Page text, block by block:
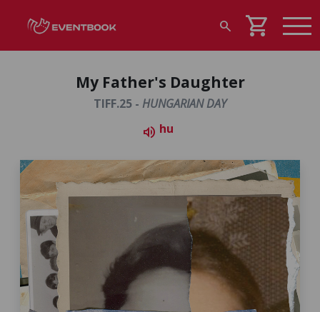
search shopping_cart
My Father's Daughter
TIFF.25 - HUNGARIAN DAY
volume_up hu